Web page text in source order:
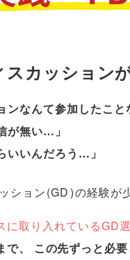
スカッション
ンなんて参加したこ
が無い… 」
いいんだろう… 」
ション(GD)の経験が
に取り入れているGD
で、 この先ずっと必要